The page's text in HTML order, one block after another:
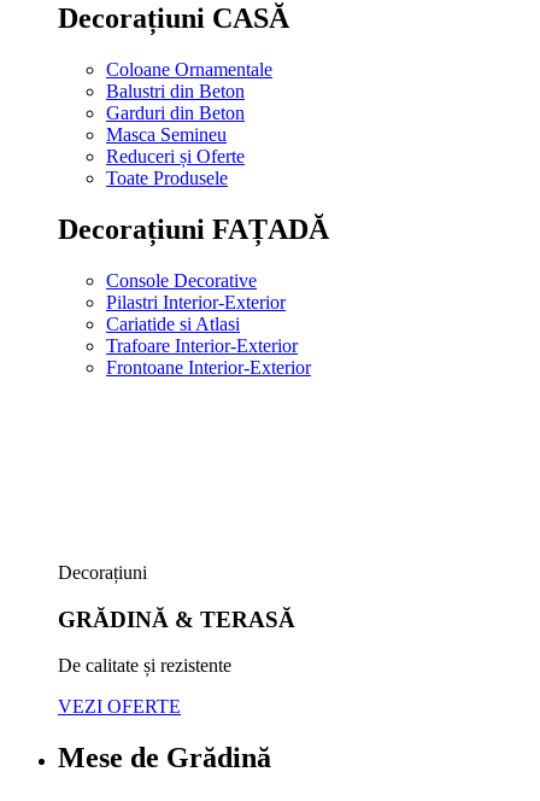
Decorațiuni CASĂ
Coloane Ornamentale
Balustri din Beton
Garduri din Beton
Masca Semineu
Reduceri și Oferte
Toate Produsele
Decorațiuni FAȚADĂ
Console Decorative
Pilastri Interior-Exterior
Cariatide si Atlasi
Trafoare Interior-Exterior
Frontoane Interior-Exterior
Decorațiuni
GRĂDINĂ & TERASĂ
De calitate și rezistente
VEZI OFERTE
Mese de Grădină